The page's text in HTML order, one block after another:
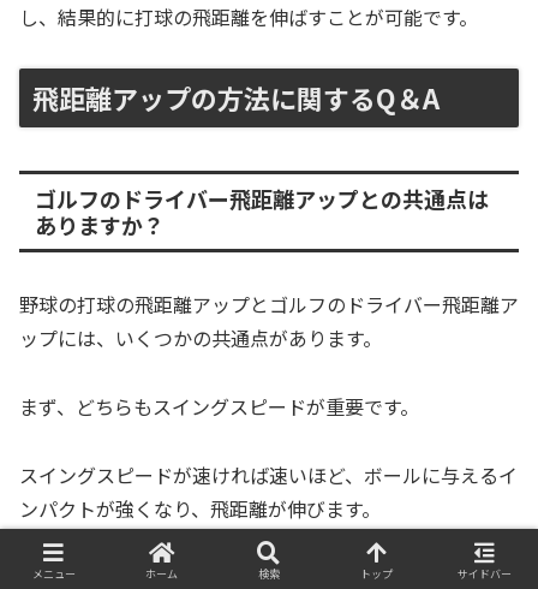
し、結果的に打球の飛距離を伸ばすことが可能です。
飛距離アップの方法に関するQ＆A
ゴルフのドライバー飛距離アップとの共通点は
ありますか？
野球の打球の飛距離アップとゴルフのドライバー飛距離ア
ップには、いくつかの共通点があります。
まず、どちらもスイングスピードが重要です。
スイングスピードが速ければ速いほど、ボールに与えるイ
ンパクトが強くなり、飛距離が伸びます。
次に、体幹の安定が必要です。
メニュー ホーム 検索 トップ サイドバー